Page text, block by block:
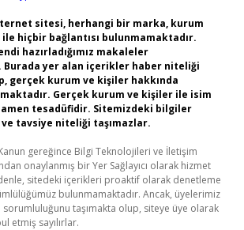
sitesi, herhangi bir marka, kurum
hiçbir bağlantısı bulunmamaktadır.
hazırladığımız makaleler
Burada yer alan içerikler haber niteliği
gerçek kurum ve kişiler hakkında
Gerçek kurum ve kişiler ile isim
tesadüfidir. Sitemizdeki bilgiler
tavsiye niteliği taşımazlar.
Kanun gereğince Bilgi Teknolojileri ve İletişim
onaylanmış bir Yer Sağlayıcı olarak hizmet
sitedeki içerikleri proaktif olarak denetleme
bulunmamaktadır. Ancak, üyelerimiz
sorumluluğunu taşımakta olup, siteye üye olarak
etmiş sayılırlar.